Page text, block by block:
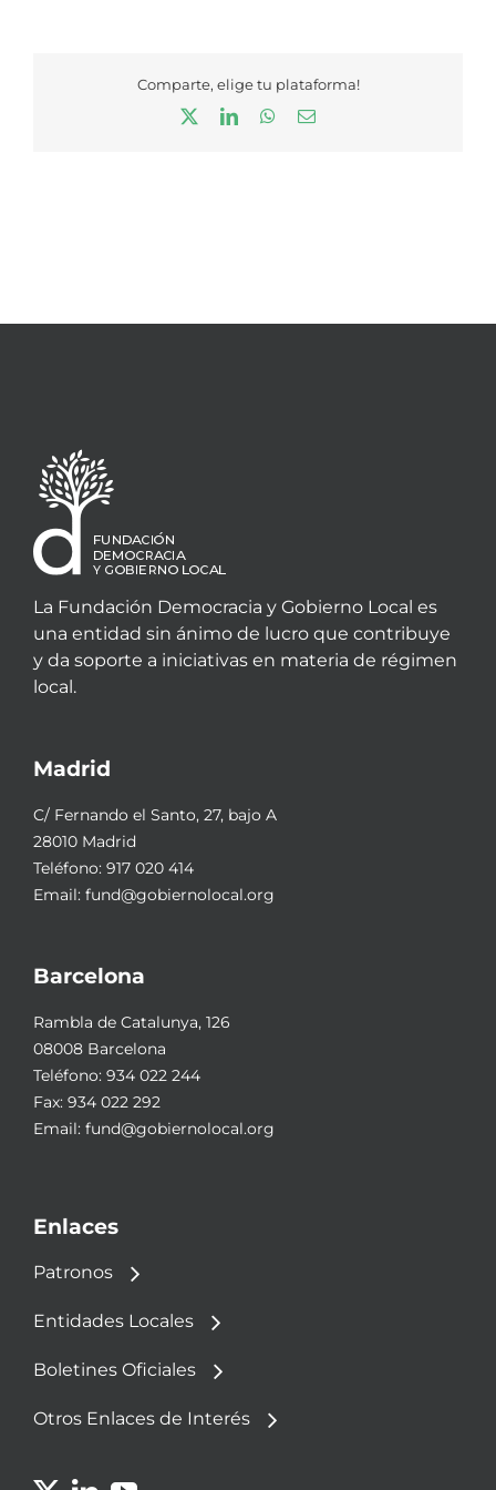
Comparte, elige tu plataforma!
LinkedInWhatsApp
Correo
La Fundación Democracia y Gobierno Local es
una entidad sin ánimo de lucro que contribuye
y da soporte a iniciativas en materia de régimen
local.
Madrid
C/ Fernando el Santo, 27, bajo A
28010 Madrid
Teléfono: 917 020 414
Email: fund@gobiernolocal.org
Barcelona
Rambla de Catalunya, 126
08008 Barcelona
Teléfono: 934 022 244
Fax: 934 022 292
Email: fund@gobiernolocal.org
Enlaces
Patronos
Entidades Locales
Boletines Oficiales
Otros Enlaces de Interés